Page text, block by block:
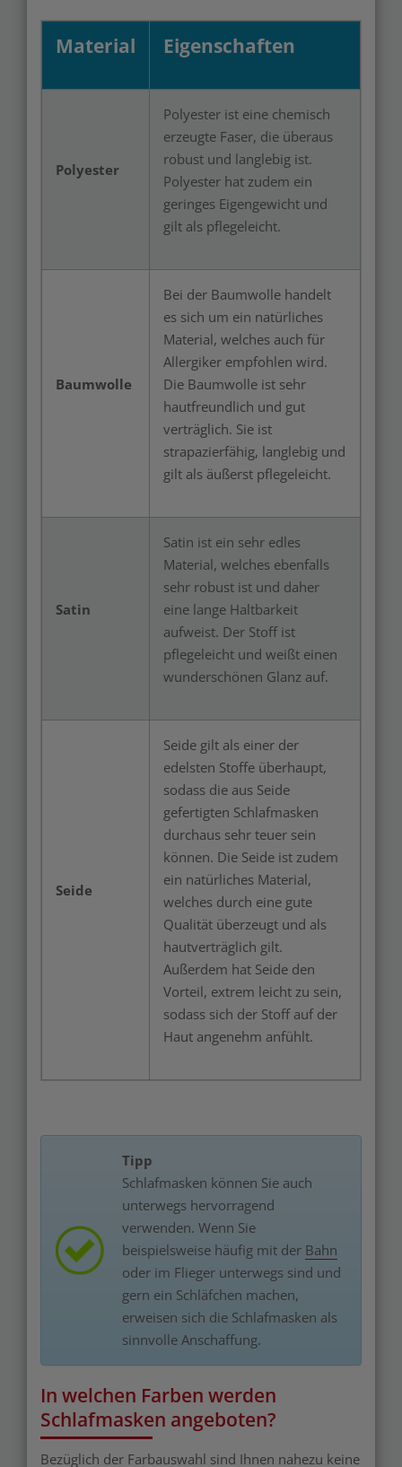
Material Eigenschaften
Polyester
Polyester ist eine chemisch
erzeugte Faser, die überaus
robust und langlebig ist.
Polyester hat zudem ein
geringes Eigengewicht und
gilt als pflegeleicht.
Baumwolle
Bei der Baumwolle handelt
es sich um ein natürliches
Material, welches auch für
Allergiker empfohlen wird.
Die Baumwolle ist sehr
hautfreundlich und gut
verträglich. Sie ist
strapazierfähig, langlebig und
gilt als äußerst pflegeleicht.
Satin
Satin ist ein sehr edles
Material, welches ebenfalls
sehr robust ist und daher
eine lange Haltbarkeit
aufweist. Der Stoff ist
pflegeleicht und weißt einen
wunderschönen Glanz auf.
Seide
Seide gilt als einer der
edelsten Stoffe überhaupt,
sodass die aus Seide
gefertigten Schlafmasken
durchaus sehr teuer sein
können. Die Seide ist zudem
ein natürliches Material,
welches durch eine gute
Qualität überzeugt und als
hautverträglich gilt.
Außerdem hat Seide den
Vorteil, extrem leicht zu sein,
sodass sich der Stoff auf der
Haut angenehm anfühlt.
Tipp
Schlafmasken können Sie auch
unterwegs hervorragend
verwenden. Wenn Sie
beispielsweise häufig mit der Bahn
oder im Flieger unterwegs sind und
gern ein Schläfchen machen,
erweisen sich die Schlafmasken als
sinnvolle Anschaffung.
In welchen Farben werden
Schlafmasken angeboten?
Bezüglich der Farbauswahl sind Ihnen nahezu keine